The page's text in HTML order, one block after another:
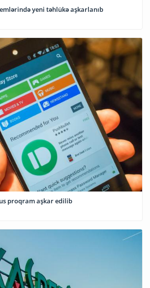
iOS və Android sistemlərində yeni təhlükə aşkarlanıb
proqram aşkar edilib